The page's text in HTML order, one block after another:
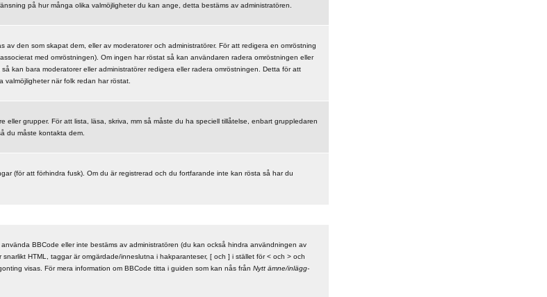
på hur många olika valmöjligheter du kan ange, detta bestäms av administratören.
av den som skapat dem, eller av moderatorer och administratörer. För att redigera en omröstning
med omröstningen). Om ingen har röstat så kan användaren radera omröstningen eller
kan bara moderatorer eller administratörer redigera eller radera omröstningen. Detta för att
när folk redan har röstat.
eller grupper. För att lista, läsa, skriva, mm så måste du ha speciell tillåtelse, enbart gruppledaren
du måste kontakta dem.
(för att förhindra fusk). Om du är registrerad och du fortfarande inte kan rösta så har du
BBCode eller inte bestäms av administratören (du kan också hindra användningen av
HTML, taggar är omgärdade/inneslutna i hakparanteser, [ och ] i stället för < och > och
visas. För mera information om BBCode titta i guiden som kan nås från Nytt ämne/inlägg-